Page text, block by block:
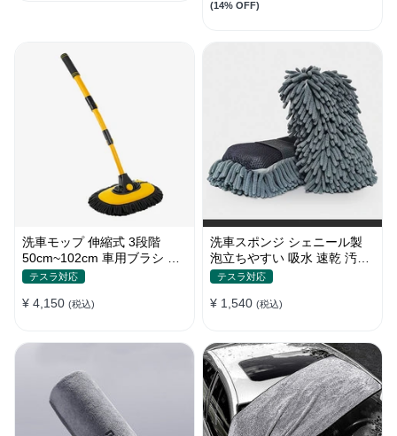
(14% OFF)
洗車モップ 伸縮式 3段階
50cm~102cm 車用ブラシ 高
品質シェニール 柔らかい
テスラ対応
¥ 4,150 (税込)
洗車スポンジ シェニール製
泡立ちやすい 吸水 速乾 汚れ
落とし 洗車グローブ
テスラ対応
¥ 1,540 (税込)